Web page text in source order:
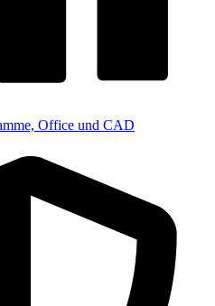
Office und CAD